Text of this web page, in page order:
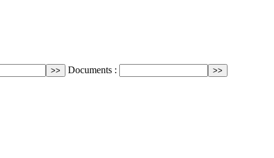
Documents :